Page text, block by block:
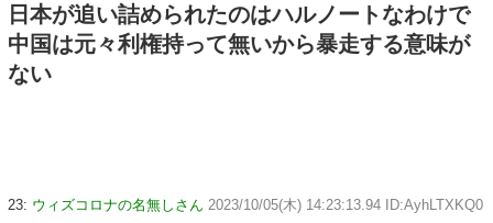
日本が追い詰められたのはハルノートなわけで
中国は元々利権持って無いから暴走する意味が
ない
23: ウィズコロナの名無しさん 2023/10/05(木) 14:23:13.94 ID:AyhLTXKQ0